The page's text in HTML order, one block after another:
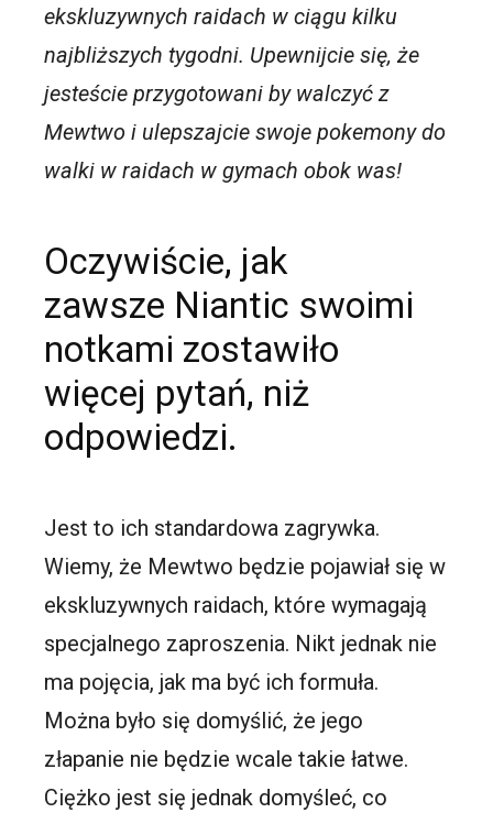
ekskluzywnych raidach w ciągu kilku
najbliższych tygodni. Upewnijcie się, że
jesteście przygotowani by walczyć z
Mewtwo i ulepszajcie swoje pokemony do
walki w raidach w gymach obok was!
Oczywiście, jak
zawsze Niantic swoimi
notkami zostawiło
więcej pytań, niż
odpowiedzi.
Jest to ich standardowa zagrywka.
Wiemy, że Mewtwo będzie pojawiał się w
ekskluzywnych raidach, które wymagają
specjalnego zaproszenia. Nikt jednak nie
ma pojęcia, jak ma być ich formuła.
Można było się domyślić, że jego
złapanie nie będzie wcale takie łatwe.
Ciężko jest się jednak domyśleć, co